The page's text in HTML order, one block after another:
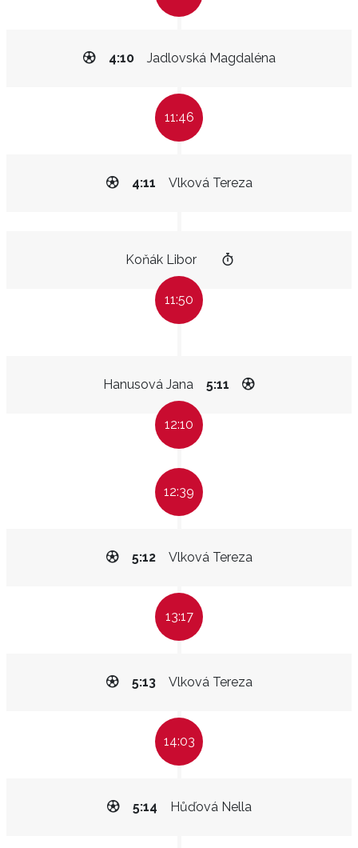
Jadlovská Magdaléna
4:10
11:46
Vlková Tereza
4:11
Koňák Libor
11:50
Hanusová Jana 5:11
12:10
12:39
Vlková Tereza
5:12
13:17
Vlková Tereza
5:13
14:03
Hůďová Nella
5:14